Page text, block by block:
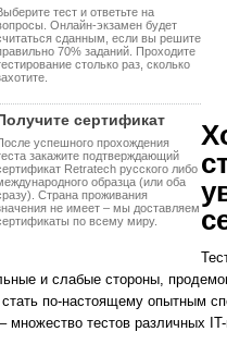
тест и ответьте на
Онлайн-экзамен будет
сданным, если вы решите
70% заданий. Проходите
столько раз, сколько
сертификат
успешного прохождения
закажите подтверждающий
Retratech русского либо
образца (или оба
Страна проживания
не имеет – мы доставляем
по всему миру.
и слабые стороны,
по-настоящему опытным
множество тестов различных